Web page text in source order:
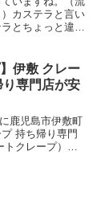
ます。忙しい毎
ている方はぜひ
。
カステラと言い
とちょっと違っ
、ってことで探
た〰 ＼(^o^)／
伊敷 クレー
り専門店が安
鹿児島市伊敷町
持ち帰り専門
クレープ）が